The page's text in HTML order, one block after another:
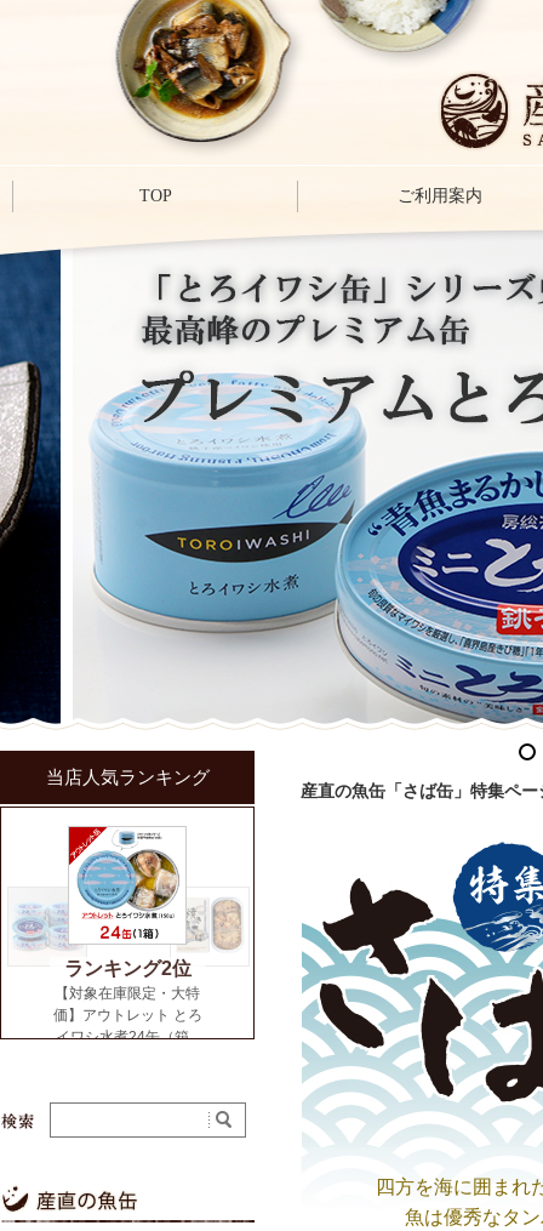
TOP ご利用案内
産直の魚缶「さば缶」特集ペ
四方を海に囲まれ
魚は優秀なタ
当店人気ランキング